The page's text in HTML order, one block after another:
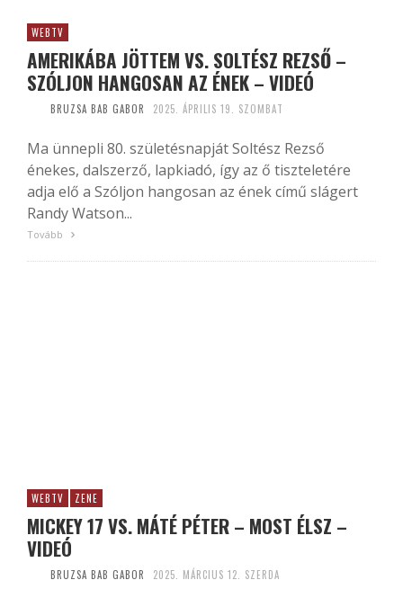
WEBTV
AMERIKÁBA JÖTTEM VS. SOLTÉSZ REZSŐ –
SZÓLJON HANGOSAN AZ ÉNEK – VIDEÓ
BRUZSA BAB GABOR 2025. ÁPRILIS 19. SZOMBAT
Ma ünnepli 80. születésnapját Soltész Rezső
énekes, dalszerző, lapkiadó, így az ő tiszteletére
adja elő a Szóljon hangosan az ének című slágert
Randy Watson...
Tovább
WEBTV ZENE
MICKEY 17 VS. MÁTÉ PÉTER – MOST ÉLSZ –
VIDEÓ
BRUZSA BAB GABOR 2025. MÁRCIUS 12. SZERDA